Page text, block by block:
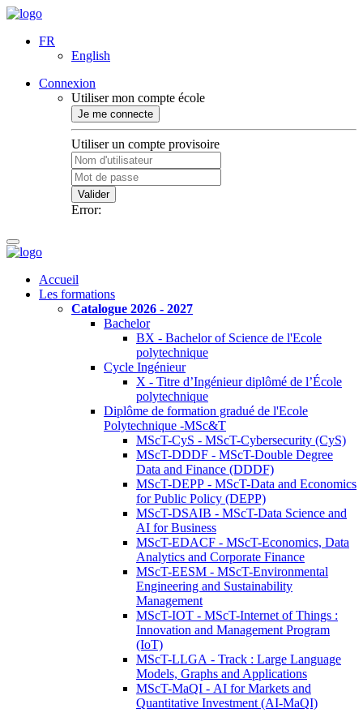
FR
English
Connexion
Utiliser mon compte école
Je me connecte
Utiliser un compte provisoire
Valider
Error:
Accueil
Les formations
Catalogue 2026 - 2027
Bachelor
BX - Bachelor of Science de l'Ecole
polytechnique
Cycle Ingénieur
X - Titre d’Ingénieur diplômé de l’École
polytechnique
Diplôme de formation gradué de l'Ecole
Polytechnique -MSc&T
MScT-CyS - MScT-Cybersecurity (CyS)
MScT-DDDF - MScT-Double Degree
Data and Finance (DDDF)
MScT-DEPP - MScT-Data and Economics
for Public Policy (DEPP)
MScT-DSAIB - MScT-Data Science and
AI for Business
MScT-EDACF - MScT-Economics, Data
Analytics and Corporate Finance
MScT-EESM - MScT-Environmental
Engineering and Sustainability
Management
MScT-IOT - MScT-Internet of Things :
Innovation and Management Program
(IoT)
MScT-LLGA - Track : Large Language
Models, Graphs and Applications
MScT-MaQI - AI for Markets and
Quantitative Investment (AI-MaQI)